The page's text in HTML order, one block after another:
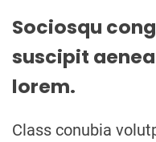
Sociosqu
suscipit
lorem.
Class conubia